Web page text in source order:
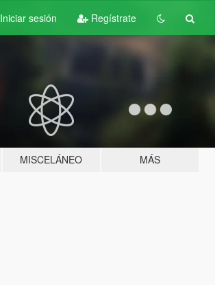
Iniciar sesión Regístrate
MISCELÁNEO MÁS